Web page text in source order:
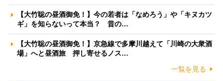
【大竹聡の昼酒御免！】今の若者は「なめろう」や「キヌカツ
ギ」を知らないって本当？ 昔の…
【大竹聡の昼酒御免！】京急線で多摩川越えて「川崎の大衆酒
場」へと昼酒旅 押し寄せるノス…
一覧を見る